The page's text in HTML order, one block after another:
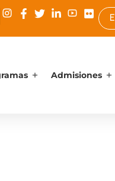
Admisiones